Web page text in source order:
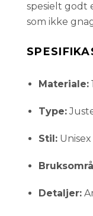
spesielt godt
som ikke
Materiale:
Type:
Stil: Unisex
Detaljer: